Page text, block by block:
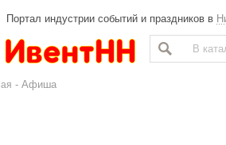
Портал индустрии событий и праздников в
- Афиша